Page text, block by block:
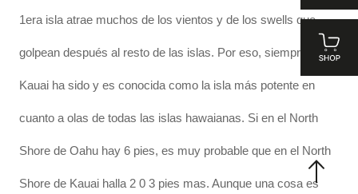
1era isla atrae muchos de los vientos y de los swells que
golpean después al resto de las islas. Por eso, siempre
Kauai ha sido y es conocida como la isla más potente en
cuanto a olas de todas las islas hawaianas. Si en el North
Shore de Oahu hay 6 pies, es muy probable que en el North
Shore de Kauai halla 2 0 3 pies mas. Aunque una cosa es